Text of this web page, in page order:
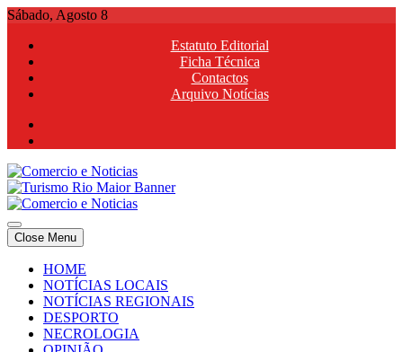
Skip
content
Sábado, Agosto 8
Estatuto Editorial
Ficha Técnica
Contactos
Arquivo Notícias
Comercio e Noticias
Notícias e Publicidade Online
Comercio e Noticias
Notícias e Publicidade Online
Close Menu
HOME
NOTÍCIAS LOCAIS
NOTÍCIAS REGIONAIS
DESPORTO
NECROLOGIA